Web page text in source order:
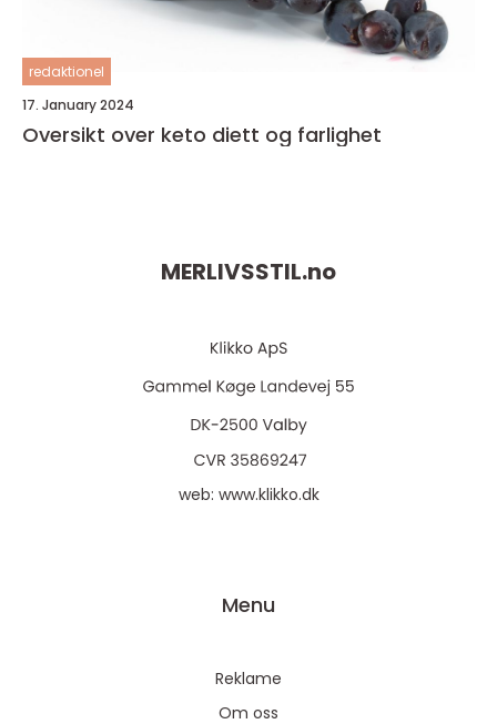
redaktionel
17. January 2024
Oversikt over keto diett og farlighet
MERLIVSSTIL.no
web: www.klikko.dk
Menu
Reklame
Om oss